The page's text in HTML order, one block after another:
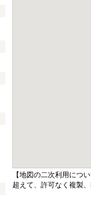
【地図の二次利用につ
超えて、許可なく複製